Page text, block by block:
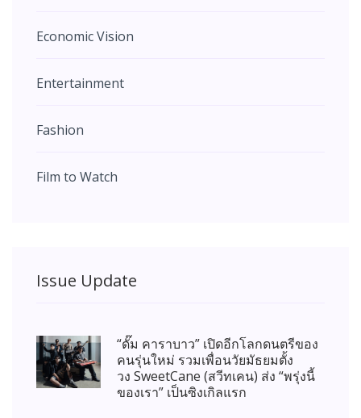
Economic Vision
Entertainment
Fashion
Film to Watch
Issue Update
“ดั๊ม คาราบาว” เปิดอีกโลกดนตรีของ
คนรุ่นใหม่ รวมเพื่อนวัยมัธยมตั้ง
วง SweetCane (สวีทเคน) ส่ง “พรุ่งนี้
ของเรา” เป็นซิงเกิลแรก